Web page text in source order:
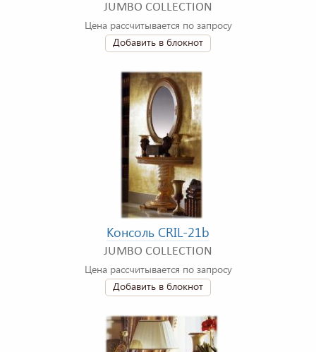
JUMBO COLLECTION
Цена рассчитывается по запросу
Добавить в блокнот
Консоль CRIL-21b
JUMBO COLLECTION
Цена рассчитывается по запросу
Добавить в блокнот